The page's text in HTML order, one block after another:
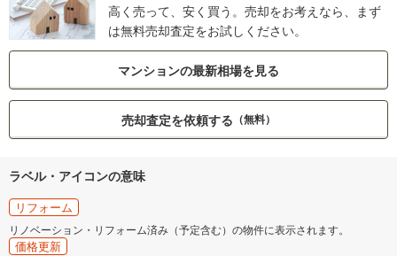
高く売って、安く買う。売却をお考えなら、まず
は無料売却査定をお試しください。
マンションの最新相場を見る
売却査定を依頼する （無料）
ラベル・アイコンの意味
リフォーム
リノベーション・リフォーム済み（予定含む）の物件に表示されます。
価格更新